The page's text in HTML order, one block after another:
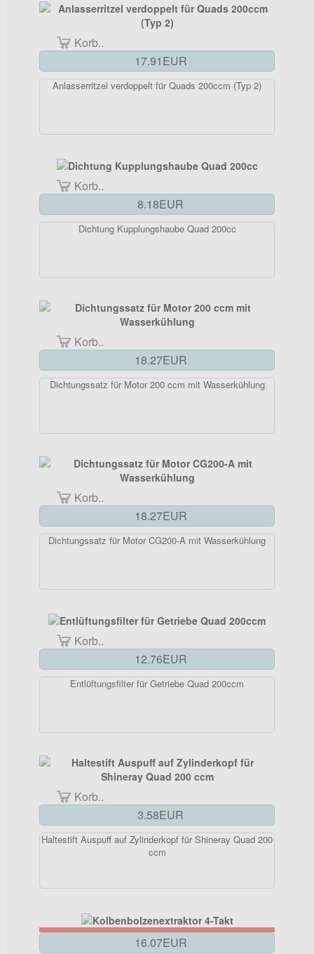
Korb..
17.91EUR
Anlasserritzel verdoppelt für Quads 200ccm (Typ 2)
Korb..
8.18EUR
Dichtung Kupplungshaube Quad 200cc
Korb..
18.27EUR
Dichtungssatz für Motor 200 ccm mit Wasserkühlung
Korb..
18.27EUR
Dichtungssatz für Motor CG200-A mit Wasserkühlung
Korb..
12.76EUR
Entlüftungsfilter für Getriebe Quad 200ccm
Korb..
3.58EUR
Haltestift Auspuff auf Zylinderkopf für Shineray Quad 200
ccm
16.07EUR